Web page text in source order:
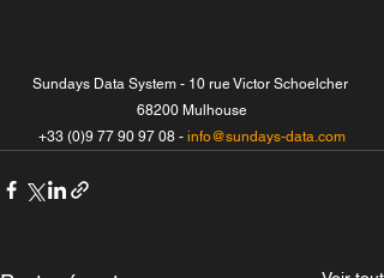
Sundays Data System - 10 rue Victor Schoelcher
68200 Mulhouse
+33 (0)9 77 90 97 08 - info@sundays-data.com